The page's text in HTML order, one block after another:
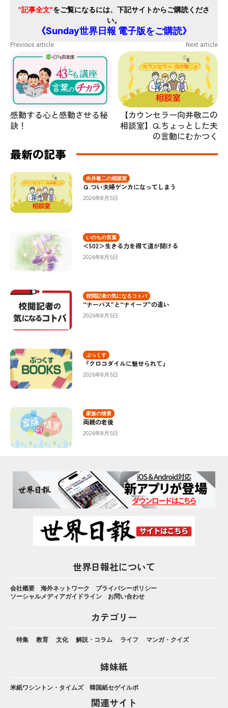
"記事全文"をご覧になるには、下記サイトからご購読くださ
い。
《Sunday世界日報 電子版をご購読》
Previous article
感動する心と感動させる秘
訣！
Next article
【カウンセラー向井敬二の
相談室】Q.ちょっとした夫
の言動にむかつく
最新の記事
向井敬二の相談室
Ｑ.つい夫婦ゲンカになってしまう
2026年8月5日
いのちの言葉
＜502＞生きる力を得て道が開ける
2026年8月5日
校閲記者の気になるコトバ
“ナーバス”と“ナイーブ”の違い
2026年8月5日
ぶっくす
『クロコダイルに魅せられて』
2026年8月5日
家族の情景
両親の老後
2026年8月5日
世界日報社について
会社概要 海外ネットワーク
プライバシーポリシー
ソーシャルメディアガイドライン
お問い合わせ
カテゴリー
特集 教育 文化 解説・コラム ライフ マンガ・クイズ
姉妹紙
米紙ワシントン・タイムズ 韓国紙セゲイルボ
関連サイト